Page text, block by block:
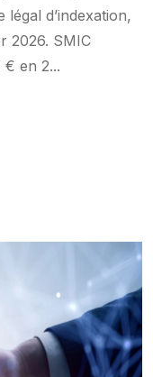
d’indexation,
2026. SMIC
en 2...